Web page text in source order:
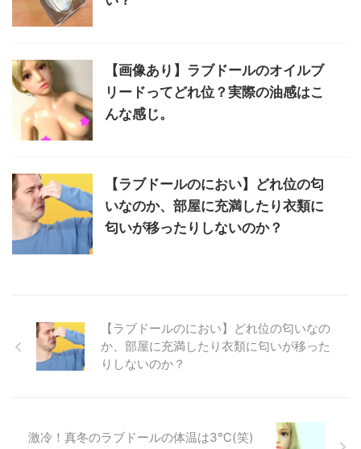
【画像あり】ラブドールのオイルブ
リードってどれ位？実際の油感はこ
んな感じ。
【ラブドールのにおい】どれ位の匂
いなのか、部屋に充満したり衣類に
匂いが移ったりしないのか？
【ラブドールのにおい】どれ位の匂いなの
か、部屋に充満したり衣類に匂いが移った
りしないのか？
激冷！真冬のラブドールの体温は3℃(笑)